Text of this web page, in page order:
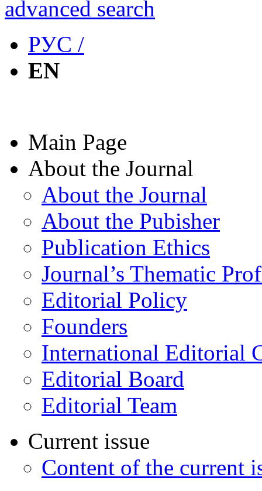
advanced search
РУС /
EN
Main Page
About the Journal
About the Journal
About the Pubisher
Publication Ethics
Journal’s Thematic
Editorial Policy
Founders
International Editorial
Editorial Board
Editorial Team
Current issue
Content of the current